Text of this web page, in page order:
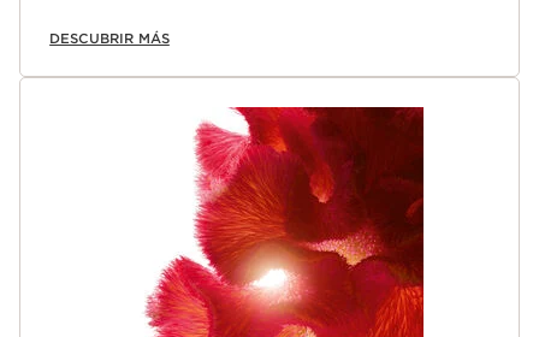
DESCUBRIR MÁS